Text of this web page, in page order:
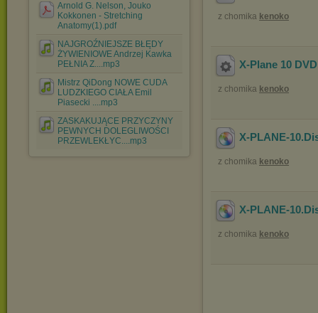
Arnold G. Nelson, Jouko
Kokkonen - Stretching
Anatomy(1).pdf
NAJGROŹNIEJSZE BŁĘDY
ŻYWIENIOWE Andrzej Kawka
PEŁNIA Z....mp3
Mistrz QiDong NOWE CUDA
LUDZKIEGO CIAŁA Emil
Piasecki ....mp3
ZASKAKUJĄCE PRZYCZYNY
PEWNYCH DOLEGLIWOŚCI
PRZEWLEKŁYC....mp3
z chomika kenoko
X-Plane 10
z chomika kenoko
X-PLANE-
z chomika kenoko
X-PLANE-
z chomika kenoko